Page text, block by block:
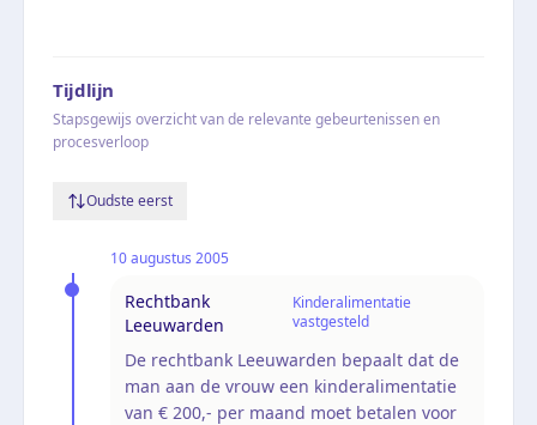
Tijdlijn
Stapsgewijs overzicht van de relevante gebeurtenissen en
procesverloop
Oudste eerst
10 augustus 2005
Rechtbank
Leeuwarden
Kinderalimentatie
vastgesteld
De rechtbank Leeuwarden bepaalt dat de
man aan de vrouw een kinderalimentatie
van € 200,- per maand moet betalen voor